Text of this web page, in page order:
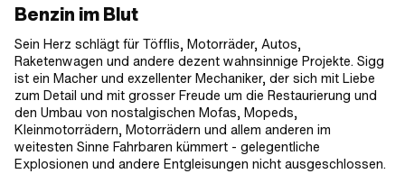
Benzin im Blut
Sein Herz schlägt für Töfflis, Motorräder, Autos,
Raketenwagen und andere dezent wahnsinnige Projekte. Sigg
ist ein Macher und exzellenter Mechaniker, der sich mit Liebe
zum Detail und mit grosser Freude um die Restaurierung und
den Umbau von nostalgischen Mofas, Mopeds,
Kleinmotorrädern, Motorrädern und allem anderen im
weitesten Sinne Fahrbaren kümmert - gelegentliche
Explosionen und andere Entgleisungen nicht ausgeschlossen.